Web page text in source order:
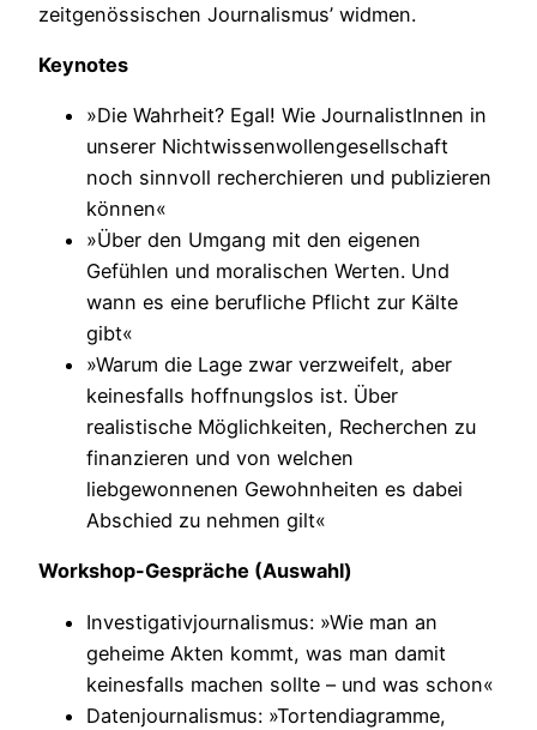
zeitgenössischen Journalismus’ widmen.
Keynotes
»Die Wahrheit? Egal! Wie JournalistInnen in
unserer Nichtwissenwollengesellschaft
noch sinnvoll recherchieren und publizieren
können«
»Über den Umgang mit den eigenen
Gefühlen und moralischen Werten. Und
wann es eine berufliche Pflicht zur Kälte
gibt«
»Warum die Lage zwar verzweifelt, aber
keinesfalls hoffnungslos ist. Über
realistische Möglichkeiten, Recherchen zu
finanzieren und von welchen
liebgewonnenen Gewohnheiten es dabei
Abschied zu nehmen gilt«
Workshop-Gespräche (Auswahl)
Investigativjournalismus: »Wie man an
geheime Akten kommt, was man damit
keinesfalls machen sollte – und was schon«
Datenjournalismus: »Tortendiagramme,